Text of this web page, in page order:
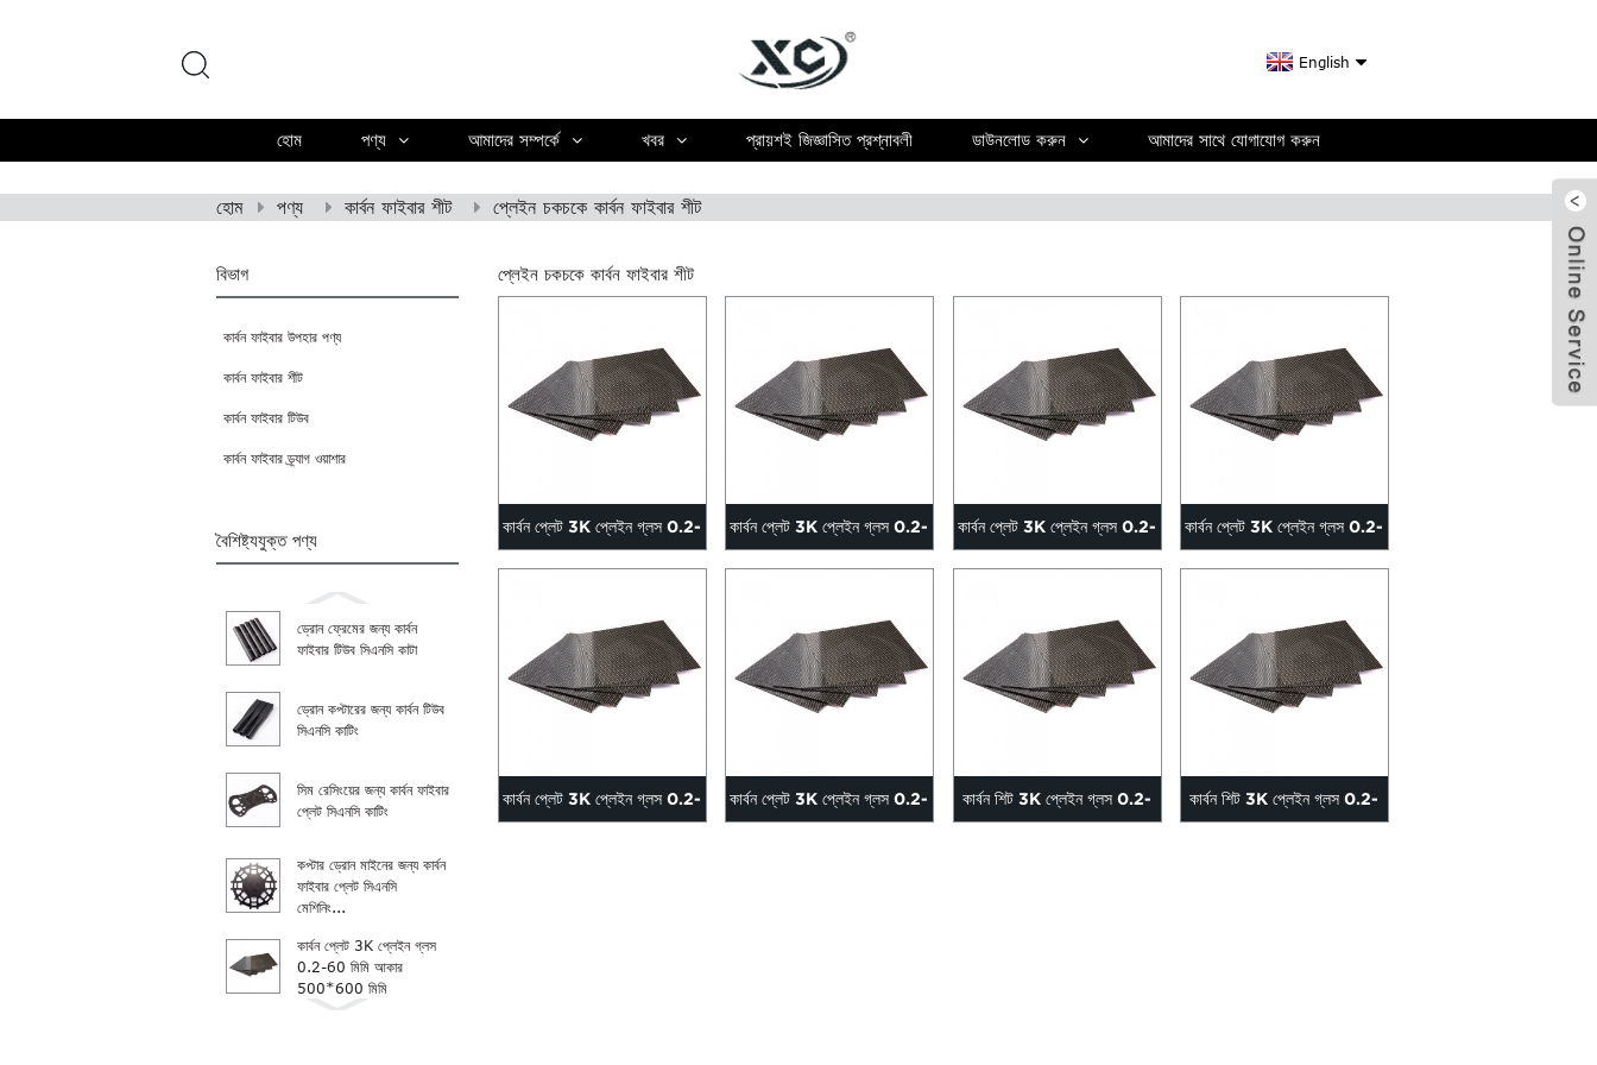
English
হোম পণ্য আমাদের সম্পর্কে খবর প্রায়শই জিজ্ঞাসিত প্রশ্নাবলী ডাউনলোড করুন আমাদের সাথে যোগাযোগ করুন
হোম পণ্য কার্বন ফাইবার শীট প্লেইন চকচকে কার্বন ফাইবার শীট
বিভাগ
কার্বন ফাইবার উপহার পণ্য
কার্বন ফাইবার শীট
কার্বন ফাইবার টিউব
কার্বন ফাইবার ড্র্যাগ ওয়াশার
বৈশিষ্ট্যযুক্ত পণ্য
ড্রোন ফ্রেমের জন্য কার্বন
ফাইবার টিউব সিএনসি কাটা
ড্রোন কপ্টারের জন্য কার্বন টিউব
সিএনসি কাটিং
সিম রেসিংয়ের জন্য কার্বন ফাইবার
প্লেট সিএনসি কাটিং
কপ্টার ড্রোন মাইনের জন্য কার্বন
ফাইবার প্লেট সিএনসি
মেশিনিং...
কার্বন প্লেট 3K প্লেইন গ্লস
0.2-60 মিমি আকার
500*600 মিমি
প্লেইন চকচকে কার্বন ফাইবার শীট
কার্বন প্লেট 3K প্লেইন গ্লস 0.2-
60 মিমি আকার 400*...
কার্বন প্লেট 3K প্লেইন গ্লস 0.2-
60 মিমি আকার 500*...
কার্বন প্লেট 3K প্লেইন গ্লস 0.2-
60 মিমি আকার 500*...
কার্বন প্লেট 3K প্লেইন গ্লস 0.2-
60 মিমি আকার 500*...
কার্বন প্লেট 3K প্লেইন গ্লস 0.2- কার্বন প্লেট 3K প্লেইন গ্লস 0.2- কার্বন শিট 3K প্লেইন গ্লস 0.2- কার্বন শিট 3K প্লেইন গ্লস 0.2-